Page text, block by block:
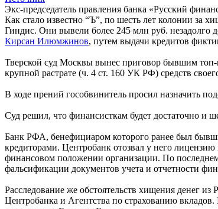
Экс-председатель правления банка «Русский
Как стало известно “Ъ”, по шесть лет колонии за
Гиндис. Они вывели более 245 млн руб. незадолго
Кирсан Илюмжинов, путем выдачи кредитов
Тверской суд Москвы вынес приговор бывшим
крупной растрате (ч. 4 ст. 160 УК РФ) средств
В ходе прений гособвинитель просил назначить
Суд решил, что финансисткам будет достаточно и
Банк РФА, бенефициаром которого ранее был
кредиторами. Центробанк отозвал у него лицензию
финансовом положении организации. По
фальсификации документов учета и отчетности
Расследование же обстоятельств хищения денег
Центробанка и Агентства по страхованию